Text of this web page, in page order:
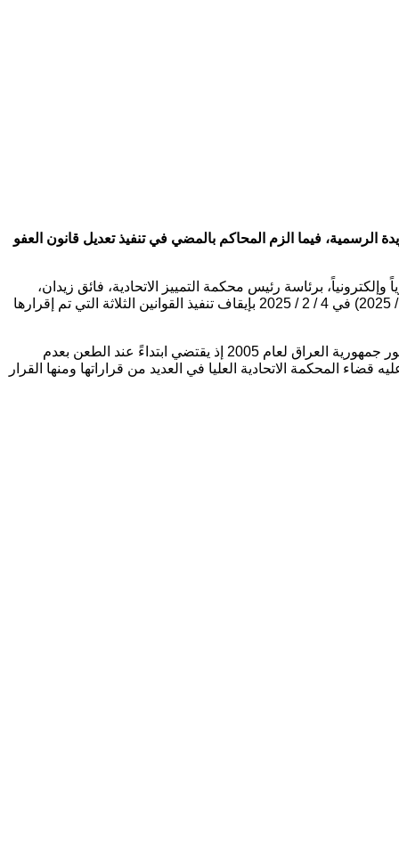
الرسمية، فيما الزم المحاكم بالمضي في تنفيذ تعديل قانون العفو
برئاسة رئيس محكمة التمييز الاتحادية، فائق زيدان،
وتمت خلال الجلسة مناقشة موضوع الأمر الولائي الصادر من المحكمة الاتحادية ذي العدد (3) وموحداته 4 و18 و 19 و 21 / اتحادية / أمر ولائي / 2025) في 4 / 2 / 2025 بإيقاف تنفيذ القوانين الثلاثة التي تم إقرارها
وتابع البيان، أن “المجلس توصل الى أن موضوع نفاذ القوانين والطعن بعدم دستوريتها تمت معالجته بأحكام المادتين (93/أولاً) و (129) من دستور جمهورية العراق لعام 2005 إذ يقتضي ابتداءً عند الطعن بعدم
المحكمة الاتحادية العليا في العديد من قراراتها ومنها القرار